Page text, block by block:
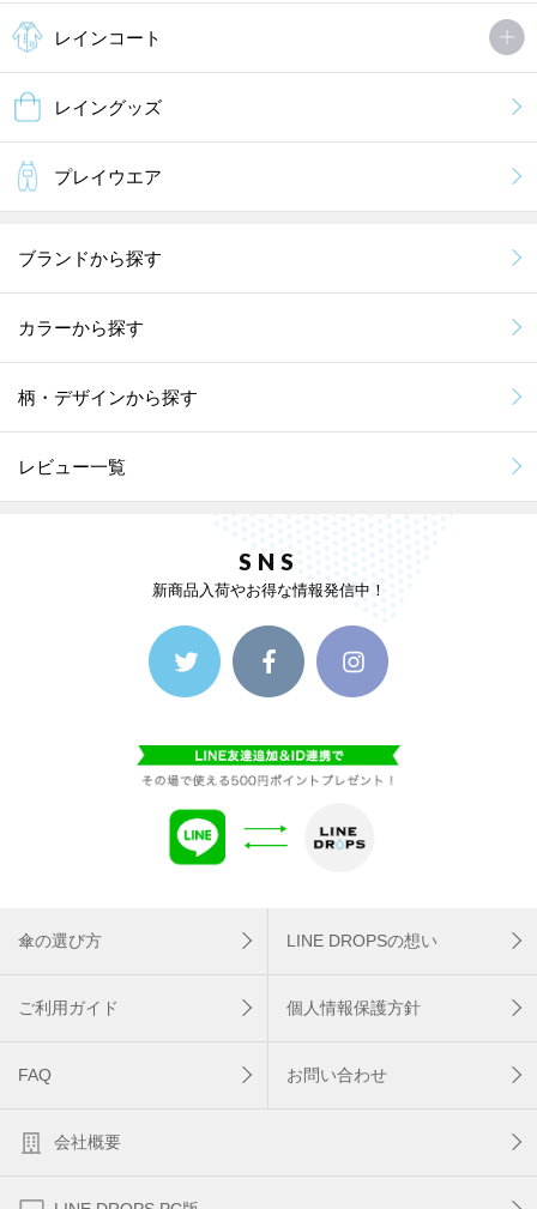
レインコート
レイングッズ
プレイウエア
ブランドから探す
カラーから探す
柄・デザインから探す
レビュー一覧
SNS
新商品入荷やお得な情報発信中！
傘の選び方 LINE DROPSの想い
ご利用ガイド 個人情報保護方針
FAQ お問い合わせ
会社概要